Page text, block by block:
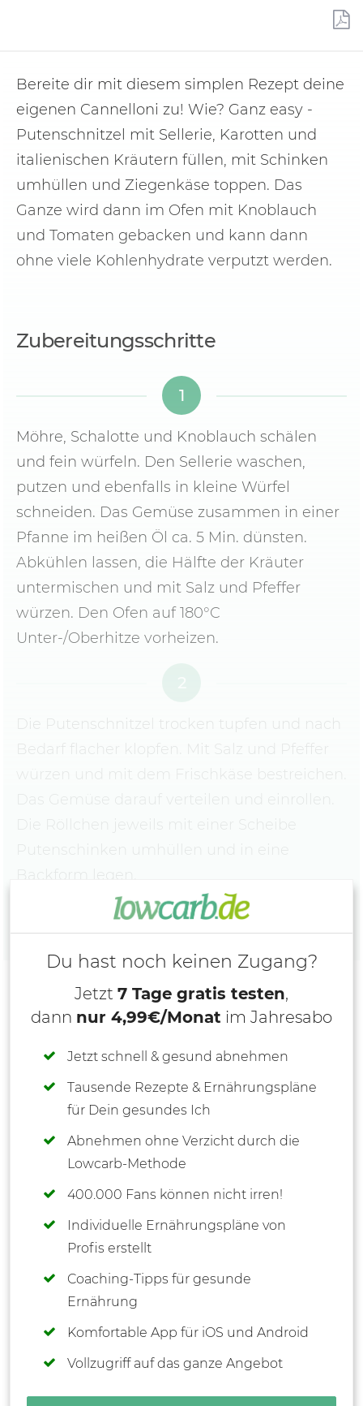
Bereite dir mit diesem simplen Rezept deine
eigenen Cannelloni zu! Wie? Ganz easy -
Putenschnitzel mit Sellerie, Karotten und
italienischen Kräutern füllen, mit Schinken
umhüllen und Ziegenkäse toppen. Das
Ganze wird dann im Ofen mit Knoblauch
und Tomaten gebacken und kann dann
ohne viele Kohlenhydrate verputzt werden.
Zubereitungsschritte
1
Möhre, Schalotte und Knoblauch schälen
und fein würfeln. Den Sellerie waschen,
putzen und ebenfalls in kleine Würfel
schneiden. Das Gemüse zusammen in einer
Pfanne im heißen Öl ca. 5 Min. dünsten.
Abkühlen lassen, die Hälfte der Kräuter
untermischen und mit Salz und Pfeffer
würzen. Den Ofen auf 180°C
Unter-/Oberhitze vorheizen.
Die Putenschnitzel trocken tupfen und nach
Bedarf flacher klopfen. Mit Salz und Pfeffer
würzen und mit dem Frischkäse bestreichen.
Du hast noch keinen Zugang?
Jetzt 7 Tage gratis testen,
dann nur 4,99€/Monat im Jahresabo
Jetzt schnell & gesund abnehmen
Tausende Rezepte & Ernährungspläne
für Dein gesundes Ich
Abnehmen ohne Verzicht durch die
Lowcarb-Methode
400.000 Fans können nicht irren!
Individuelle Ernährungspläne von
Profis erstellt
Coaching-Tipps für gesunde
Ernährung
Komfortable App für iOS und Android
Vollzugriff auf das ganze Angebot